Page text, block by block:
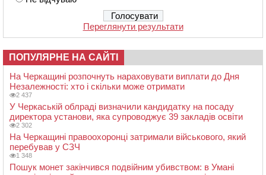
Переглянути результати
ПОПУЛЯРНЕ НА САЙТІ
На Черкащині розпочнуть нараховувати виплати до Дня
Незалежності: хто і скільки може отримати
2 437
У Черкаській облраді визначили кандидатку на посаду
директора установи, яка супроводжує 39 закладів освіти
2 302
На Черкащині правоохоронці затримали військового, який
перебував у СЗЧ
1 348
Пошук монет закінчився подвійним убивством: в Умані